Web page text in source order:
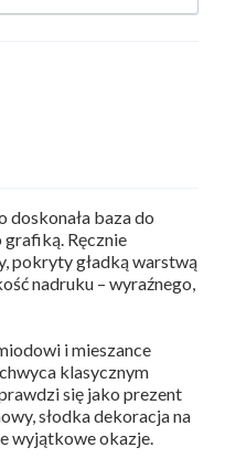
doskonała baza do
Ręcznie
pokryty gładką warstwą
nadruku – wyraźnego,
i mieszance
klasycznym
się jako prezent
słodka dekoracja na
wyjątkowe okazje.